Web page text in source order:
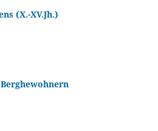
(X.-XV.Jh.)